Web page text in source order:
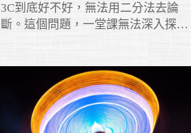
3C到底好不好，無法用二分法去論
斷。這個問題，一堂課無法深入探
本，再設計出解決方案。